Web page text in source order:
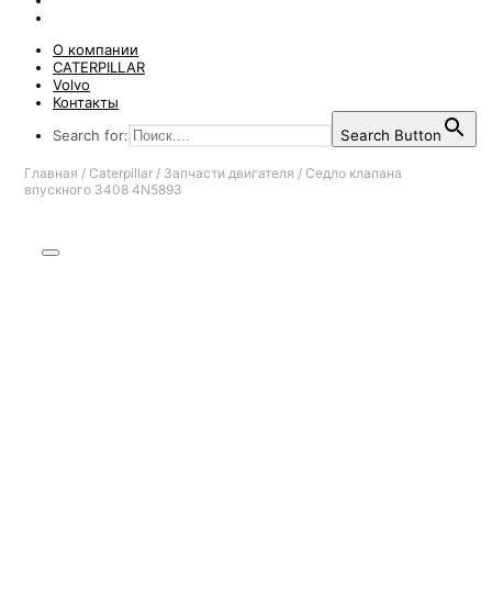
О компании
CATERPILLAR
Volvo
Контакты
Search for:
Search Button
Главная / Caterpillar / Запчасти двигателя / Седло клапана
впускного 3408 4N5893